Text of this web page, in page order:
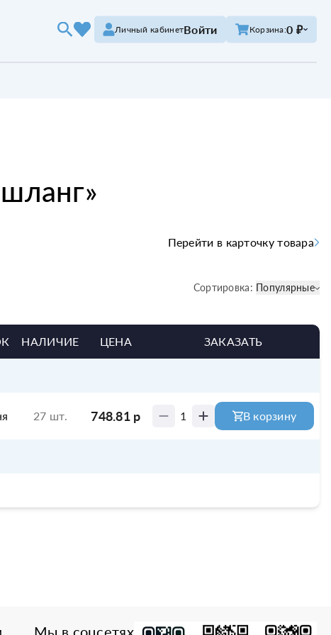
Личный кабинетВойти Корзина:0 ₽
»
Перейти в карточку товара
Сортировка: Популярные
НАЛИЧИЕ ЦЕНА ЗАКАЗАТЬ
27 шт. 748.81 р 1 В корзину
Мы в соцсетях